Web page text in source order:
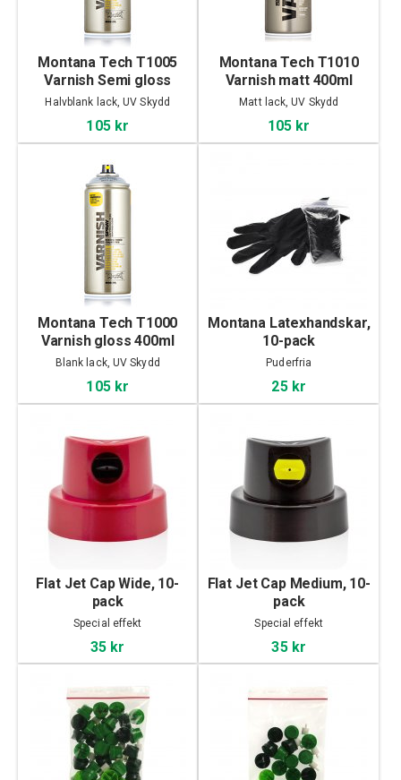
Montana Tech T1005
Varnish Semi gloss
400ml
Halvblank lack, UV Skydd
105 kr
Montana Tech T1010
Varnish matt 400ml
Matt lack, UV Skydd
105 kr
Montana Tech T1000
Varnish gloss 400ml
Blank lack, UV Skydd
105 kr
Montana Latexhandskar,
10-pack
Puderfria
25 kr
Flat Jet Cap Wide, 10-
pack
Special effekt
35 kr
Flat Jet Cap Medium, 10-
pack
Special effekt
35 kr